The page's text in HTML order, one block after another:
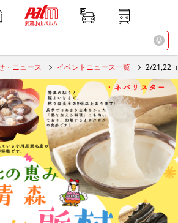
検索する
・ニュース イベントニュース一覧 2/21,22